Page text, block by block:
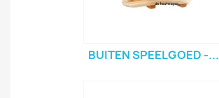
BUITEN SPEELGOED -...